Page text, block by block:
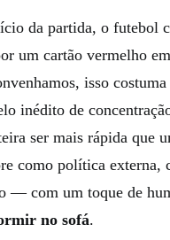
da partida, o futebol
um cartão vermelho
isso
inédito de
ser mais rápida que
como política
— com um toque de
no sofá.